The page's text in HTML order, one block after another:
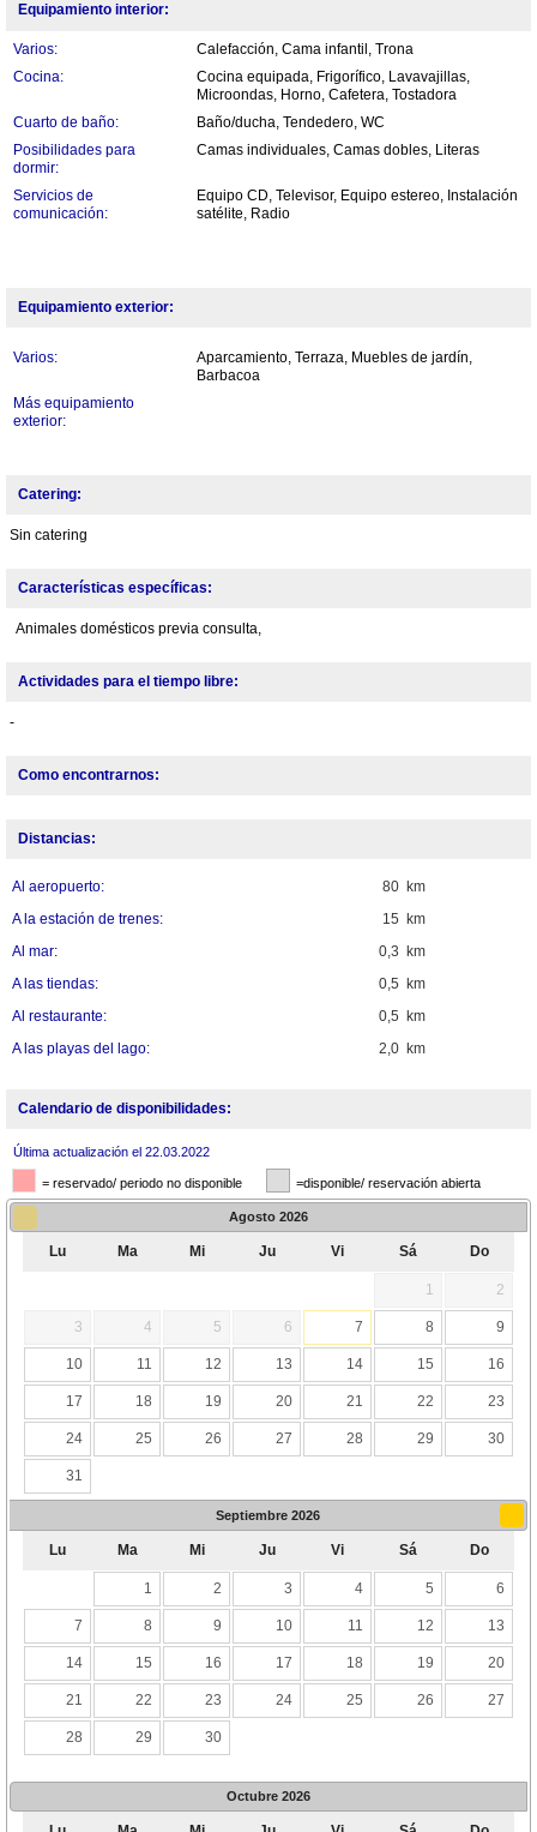
Equipamiento interior:
Varios:
Calefacción, Cama infantil, Trona
Cocina:
Cocina equipada, Frigorífico, Lavavajillas,
Microondas, Horno, Cafetera, Tostadora
Cuarto de baño:
Baño/ducha, Tendedero, WC
Posibilidades para
dormir:
Camas individuales, Camas dobles, Literas
Servicios de
comunicación:
Equipo CD, Televisor, Equipo estereo, Instalación
satélite, Radio
Equipamiento exterior:
Varios:
Aparcamiento, Terraza, Muebles de jardín,
Barbacoa
Más equipamiento
exterior:
Catering:
Sin catering
Características específicas:
Animales domésticos previa consulta,
Actividades para el tiempo libre:
-
Como encontrarnos:
Distancias:
80 km
Al aeropuerto:
15 km
A la estación de trenes:
0,3 km
Al mar:
0,5 km
A las tiendas:
0,5 km
Al restaurante:
2,0 km
A las playas del lago:
Calendario de disponibilidades:
Última actualización el 22.03.2022
= reservado/ periodo no disponible =disponible/ reservación abierta
Agosto 2026
Lu Ma Mi Ju Vi Sá Do
1 2
3 4 5 6 7 8 9
10 11 12 13 14 15 16
17 18 19 20 21 22 23
24 25 26 27 28 29 30
31
Septiembre 2026
Lu Ma Mi Ju Vi Sá Do
1 2 3 4 5 6
7 8 9 10 11 12 13
14 15 16 17 18 19 20
21 22 23 24 25 26 27
28 29 30
Octubre 2026